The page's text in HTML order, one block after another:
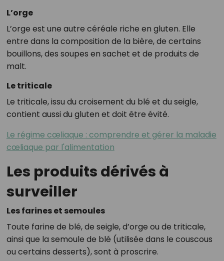
L’orge
L’orge est une autre céréale riche en gluten. Elle
entre dans la composition de la bière, de certains
bouillons, des soupes en sachet et de produits de
malt.
Le triticale
Le triticale, issu du croisement du blé et du seigle,
contient aussi du gluten et doit être évité.
Le régime cœliaque : comprendre et gérer la maladie
cœliaque par l'alimentation
Les produits dérivés à
surveiller
Les farines et semoules
Toute farine de blé, de seigle, d’orge ou de triticale,
ainsi que la semoule de blé (utilisée dans le couscous
ou certains desserts), sont à proscrire.